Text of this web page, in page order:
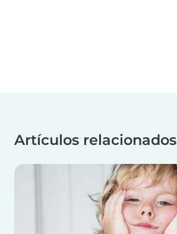
Artículos relacionados